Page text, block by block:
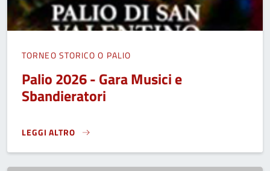
TORNEO STORICO O PALIO
Palio 2026 - Gara Musici e
Sbandieratori
LEGGI ALTRO
PALIO 2026 - GARA MUSICI E SBANDIERATORI}